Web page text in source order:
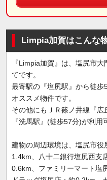
Limpia加賀はこんな
『Limpia加賀』は、塩尻市
てです。
最寄駅の『塩尻駅』から徒
オススメ物件です。
その他にもＪＲ篠ノ井線『
『洗馬駅』(徒歩57分)が利用
建物の周辺環境は、塩尻市
1.4km、八十二銀行塩尻西支
0.6km、ファミリーマート塩